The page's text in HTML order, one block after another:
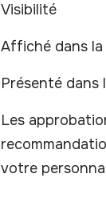
Visibilité
Affiché dans
Présenté dans
Les
votre